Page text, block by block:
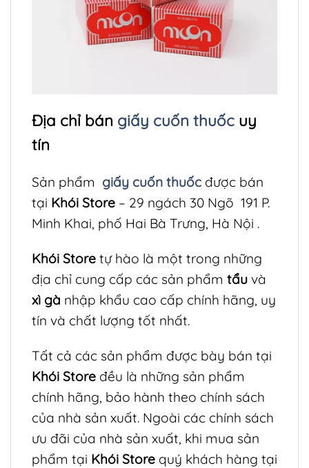
Địa chỉ bán giấy cuốn thuốc uy
tín
Sản phẩm giấy cuốn thuốc được bán
tại Khói Store – 29 ngách 30 Ngõ 191 P.
Minh Khai, phố Hai Bà Trưng, Hà Nội .
Khói Store tự hào là một trong những
địa chỉ cung cấp các sản phẩm tẩu và
xì gà nhập khẩu cao cấp chính hãng, uy
tín và chất lượng tốt nhất.
Tất cả các sản phẩm được bày bán tại
Khói Store đều là những sản phẩm
chính hãng, bảo hành theo chính sách
của nhà sản xuất. Ngoài các chính sách
ưu đãi của nhà sản xuất, khi mua sản
phẩm tại Khói Store quý khách hàng tại